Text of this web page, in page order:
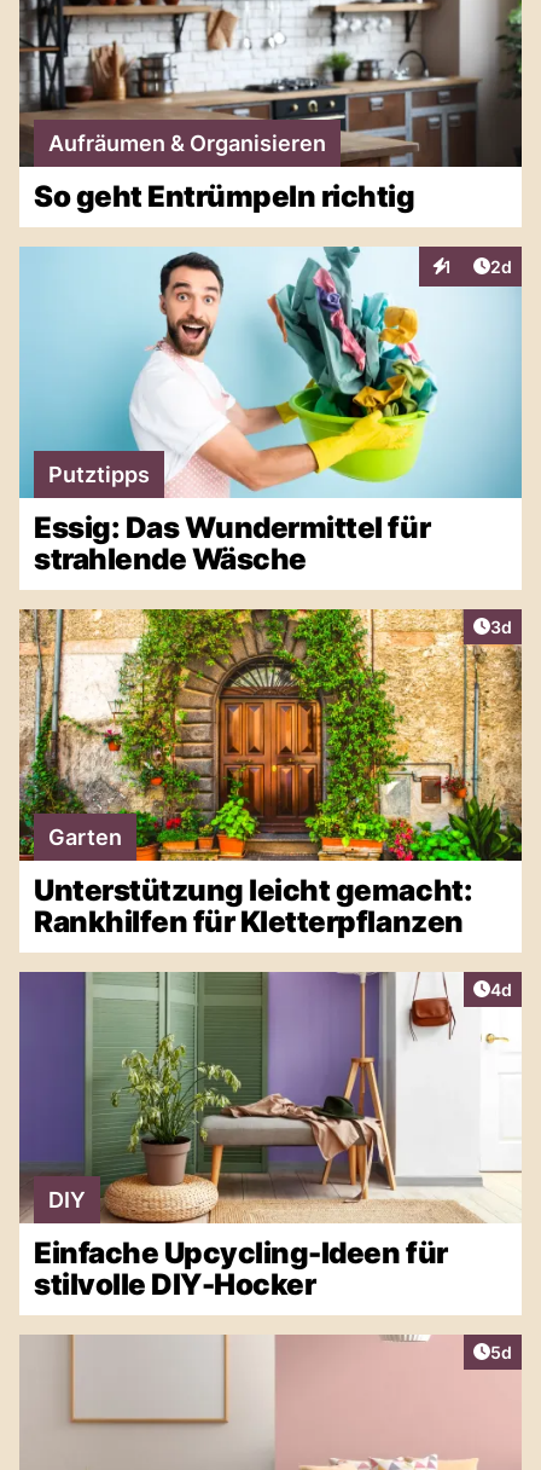
Aufräumen & Organisieren
So geht Entrümpeln richtig
1
Interaktionen
2d
Putztipps
Essig: Das Wundermittel für
strahlende Wäsche
3d
Garten
Unterstützung leicht gemacht:
Rankhilfen für Kletterpflanzen
4d
DIY
Einfache Upcycling-Ideen für
stilvolle DIY-Hocker
5d